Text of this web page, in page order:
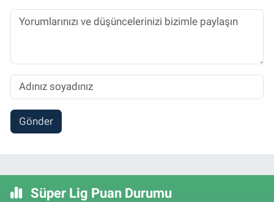
Gönder
Süper Lig Puan Durumu